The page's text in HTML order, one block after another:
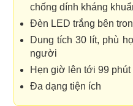
chống dính kháng
Đèn LED trắng bên
Dung tích 30 lít, phù
người
Hẹn giờ lên tới 99 phút
Đa dạng tiện ích